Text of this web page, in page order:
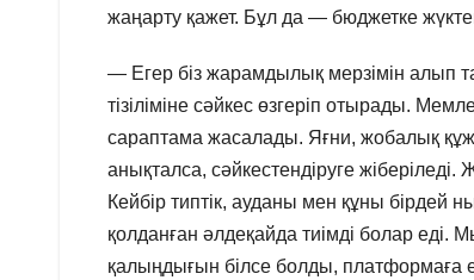
жаңарту қажет. Бұл да — бюджетке
— Егер біз жарамдылық мерзімін алып
тізіліміне сәйкес өзгеріп отырады.
сараптама жасалады. Яғни, жобалық
анықталса, сәйкестендіруге
Кейбір типтік, ауданы мен құны бірдей
қолданған әлдеқайда тиімді болар
қалыңдығын білсе болды, платформаға